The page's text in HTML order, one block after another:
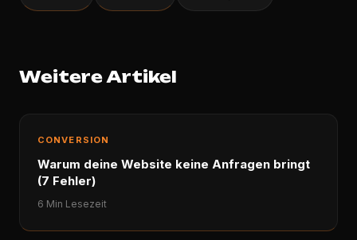
Weitere Artikel
CONVERSION
Warum deine Website keine Anfragen bringt
(7 Fehler)
6 Min Lesezeit